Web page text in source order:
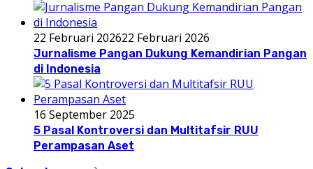
22 Februari 202622 Februari 2026
Jurnalisme Pangan Dukung Kemandirian Pangan
di Indonesia
16 September 2025
5 Pasal Kontroversi dan Multitafsir RUU
Perampasan Aset